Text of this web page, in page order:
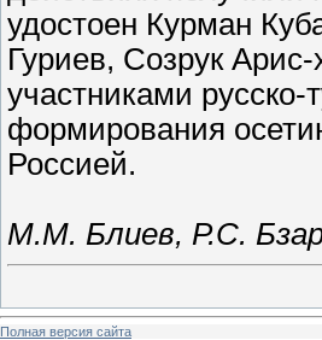
удостоен Курман
Гуриев, Созрук
участниками русско-
формирования
Россией.
М.М. Блиев, Р.С.
Полная версия сайта